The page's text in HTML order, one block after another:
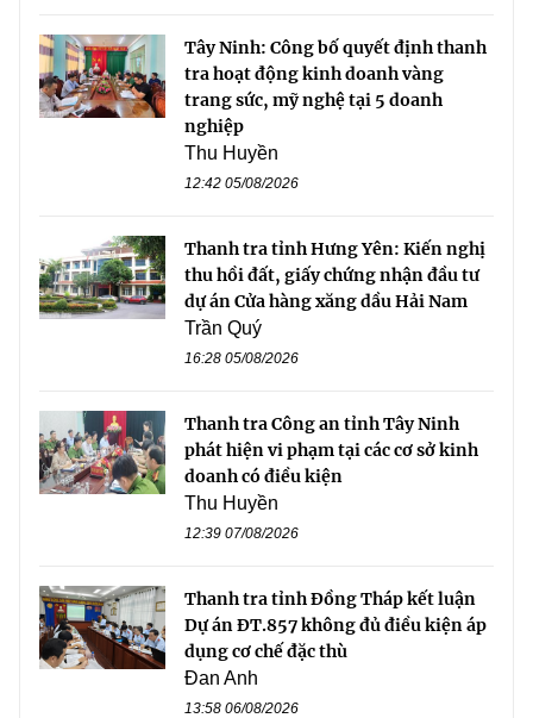
Tây Ninh: Công bố quyết định thanh
tra hoạt động kinh doanh vàng
trang sức, mỹ nghệ tại 5 doanh
nghiệp
Thu Huyền
12:42 05/08/2026
Thanh tra tỉnh Hưng Yên: Kiến nghị
thu hồi đất, giấy chứng nhận đầu tư
dự án Cửa hàng xăng dầu Hải Nam
Trần Quý
16:28 05/08/2026
Thanh tra Công an tỉnh Tây Ninh
phát hiện vi phạm tại các cơ sở kinh
doanh có điều kiện
Thu Huyền
12:39 07/08/2026
Thanh tra tỉnh Đồng Tháp kết luận
Dự án ĐT.857 không đủ điều kiện áp
dụng cơ chế đặc thù
Đan Anh
13:58 06/08/2026